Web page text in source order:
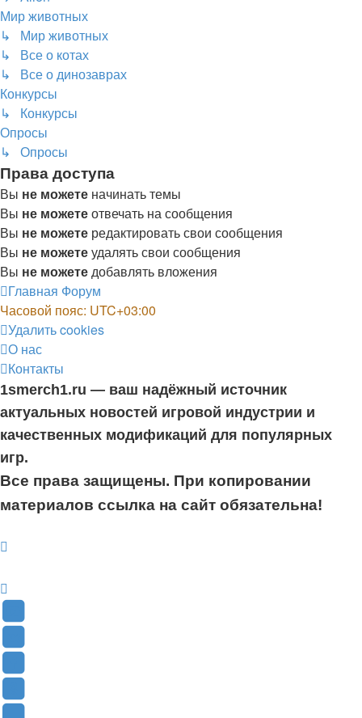
Мир животных
↳ Мир животных
↳ Все о котах
↳ Все о динозаврах
Конкурсы
↳ Конкурсы
Опросы
↳ Опросы
Права доступа
Вы не можете начинать темы
Вы не можетеотвечать на сообщения
Вы не можете редактировать свои сообщения
Вы не можетеудалять свои сообщения
Вы не можетедобавлять вложения
Главная Форум
Часовой пояс: UTC+03:00
Удалить cookies
О нас
Контакты
1smerch1.ru — ваш надёжный источник
актуальных новостей игровой индустрии и
качественных модификаций для популярных
игр.
Все права защищены. При копировании
материалов ссылка на сайт обязательна!